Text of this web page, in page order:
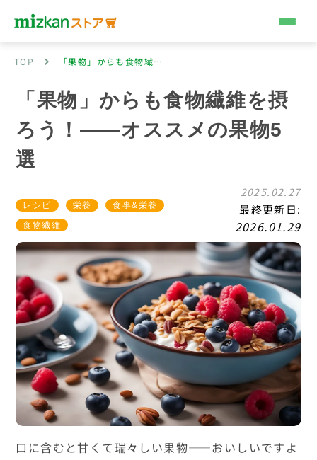
コンテンツへスキップ
TOP 「果物」からも食物繊維を摂ろう！――オススメの果物5選
「果物」からも食物繊維を摂
ろう！――オススメの果物5
選
レシピ 栄養
食事&栄養
食物繊維
2025.02.27
最終更新日:
2026.01.29
口に含むと甘くて瑞々しい果物――おいしいですよ